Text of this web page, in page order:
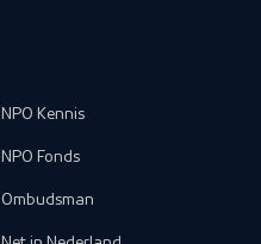
NPO Kennis
NPO Fonds
Ombudsman